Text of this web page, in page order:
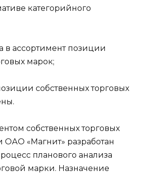
категорийного
в ассортимент позиции
марок;
собственных торговых
собственных торговых
«Магнит» разработан
планового анализа
марки. Назначение